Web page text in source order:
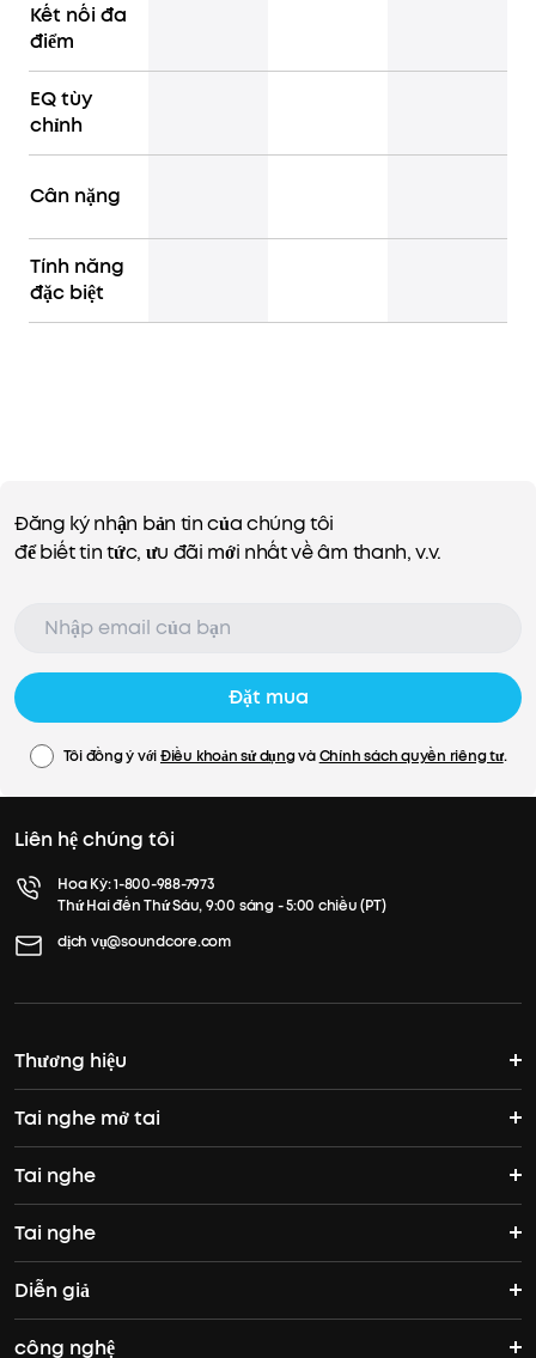
Kết nối đa
điểm
EQ tùy
chỉnh
Cân nặng
Tính năng
đặc biệt
Đăng ký nhận bản tin của chúng tôi
để biết tin tức, ưu đãi mới nhất về âm thanh, v.v.
Đặt mua
Tôi đồng ý vớiĐiều khoản sử dụngvàChính sách quyền riêng tư.
Liên hệ chúng tôi
Hoa Kỳ:1-800-988-7973
Thứ Hai đến Thứ Sáu, 9:00 sáng - 5:00 chiều (PT)
dịch vụ@soundcore.com
Thương hiệu
Câu chuyện của soundcore
Tham gia cộng đồng
Nơi để mua
Tai nghe mở tai
Tai nghe mở tai
AeroFit Pro
AeroFit
Tai nghe
Tai nghe
Tai nghe qua tai
Tai nghe tập luyện
Tai nghe
Tai nghe không dây đích thực
Tai nghe chống nước
Diễn giả
Loa Bluetooth
công nghệ